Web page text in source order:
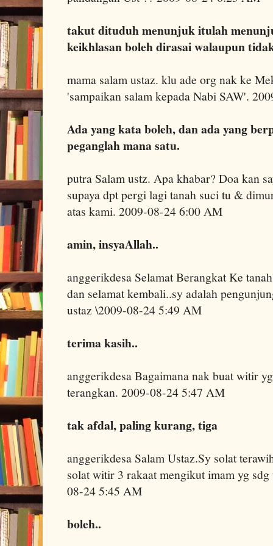
takut dituduh menunjuk itulah
keikhlasan boleh dirasai walaupun
mama salam ustaz. klu ade org nak ke
'sampaikan salam kepada Nabi SAW'.
Ada yang kata boleh, dan ada yang
peganglah mana satu.
putra Salam ustz. Apa khabar? Doa kan
supaya dpt pergi lagi tanah suci tu &
atas kami. 2009-08-24 6:00 AM
amin, insyaAllah..
anggerikdesa Selamat Berangkat Ke
dan selamat kembali..sy adalah
ustaz \2009-08-24 5:49 AM
terima kasih..
anggerikdesa Bagaimana nak buat witir
terangkan. 2009-08-24 5:47 AM
tak afdal, paling kurang, tiga
anggerikdesa Salam Ustaz.Sy solat
solat witir 3 rakaat mengikut imam yg
08-24 5:45 AM
boleh..